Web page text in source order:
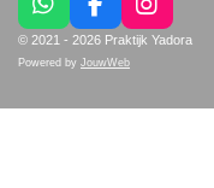
W
h
a
s
F
a
c
b
I
n
a
© 2021 - 2026 Praktijk Yadora
Powered by JouwWeb